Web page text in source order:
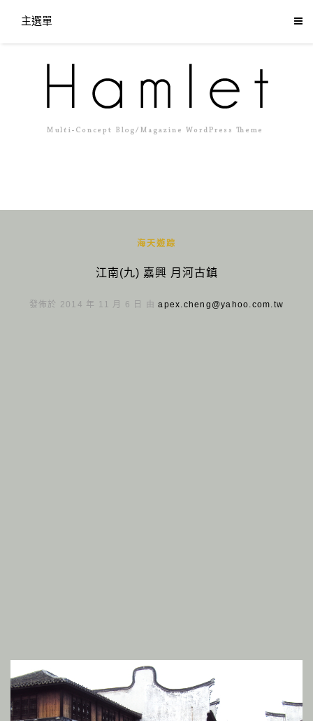
主選單
海天遊踪
江南(九) 嘉興 月河古鎮
發佈於 2014 年 11 月 6 日 由apex.cheng@yahoo.com.tw